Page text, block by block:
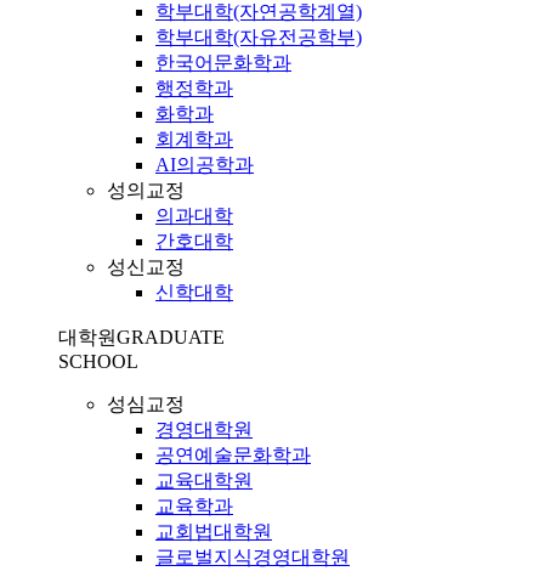
학부대학(자연공학계열)
학부대학(자유전공학부)
한국어문화학과
행정학과
화학과
회계학과
AI의공학과
성의교정
의과대학
간호대학
성신교정
신학대학
대학원GRADUATE
SCHOOL
성심교정
경영대학원
공연예술문화학과
교육대학원
교육학과
교회법대학원
글로벌지식경영대학원